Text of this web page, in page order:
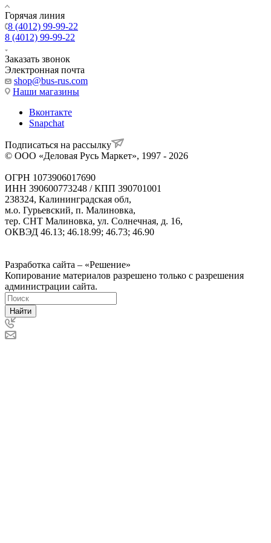
Горячая линия
8 (4012) 99-99-22
8 (4012) 99-99-22
Заказать звонок
Электронная почта
shop@bus-rus.com
Наши магазины
Вконтакте
Snapchat
Подписаться на рассылку
© ООО «Деловая Русь Маркет», 1997 - 2026
ОГРН 1073906017690
ИНН 390600773248 / КПП 390701001
238324, Калининградская обл,
м.о. Гурьевский, п. Малиновка,
тер. СНТ Малиновка, ул. Солнечная, д. 16,
ОКВЭД 46.13; 46.18.99; 46.73; 46.90
Разработка сайта – «Решение»
Копирование материалов разрешено только с разрешения
администрации сайта.
Найти